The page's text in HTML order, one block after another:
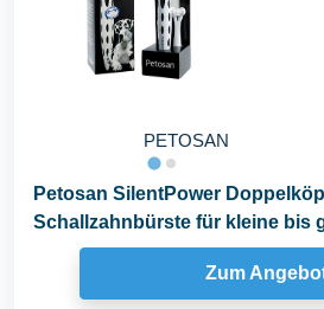
PETOSAN
Petosan SilentPower
Schallzahnbürste für kleine bis
Zum